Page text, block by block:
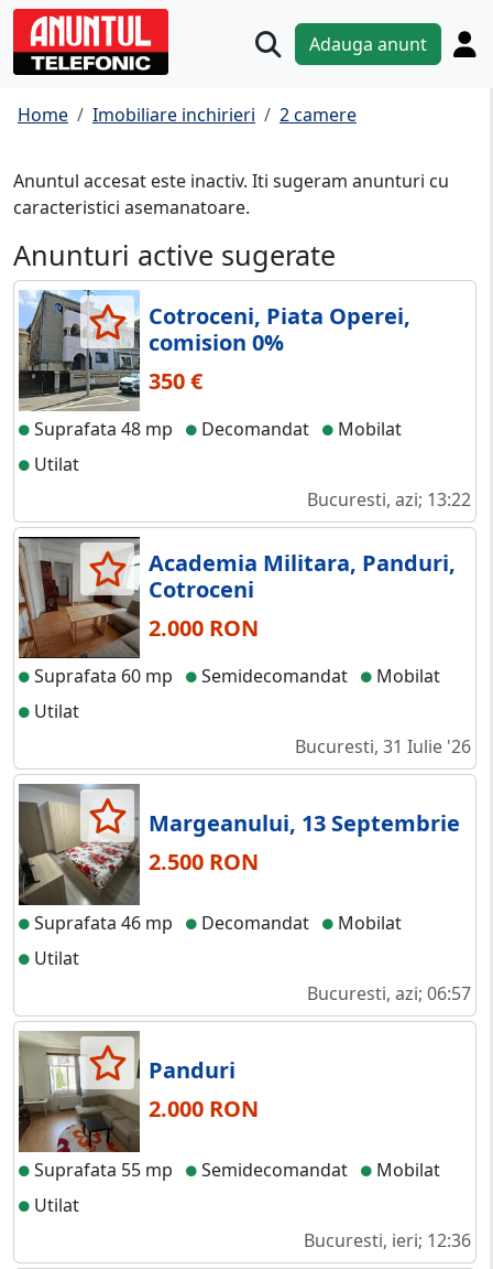
Adauga anunt
Home Imobiliare inchirieri 2 camere
Anuntul accesat este inactiv. Iti sugeram anunturi cu
caracteristici asemanatoare.
Anunturi active sugerate
Cotroceni, Piata Operei,
comision 0%
350 €
Suprafata 48 mp Decomandat
Mobilat
Utilat
Bucuresti, azi; 13:22
Academia Militara, Panduri,
Cotroceni
2.000 RON
Suprafata 60 mp Semidecomandat
Mobilat
Utilat
Bucuresti, 31 Iulie '26
Margeanului, 13 Septembrie
2.500 RON
Suprafata 46 mp Decomandat
Mobilat
Utilat
Bucuresti, azi; 06:57
Panduri
2.000 RON
Suprafata 55 mp Semidecomandat
Mobilat
Utilat
Bucuresti, ieri; 12:36